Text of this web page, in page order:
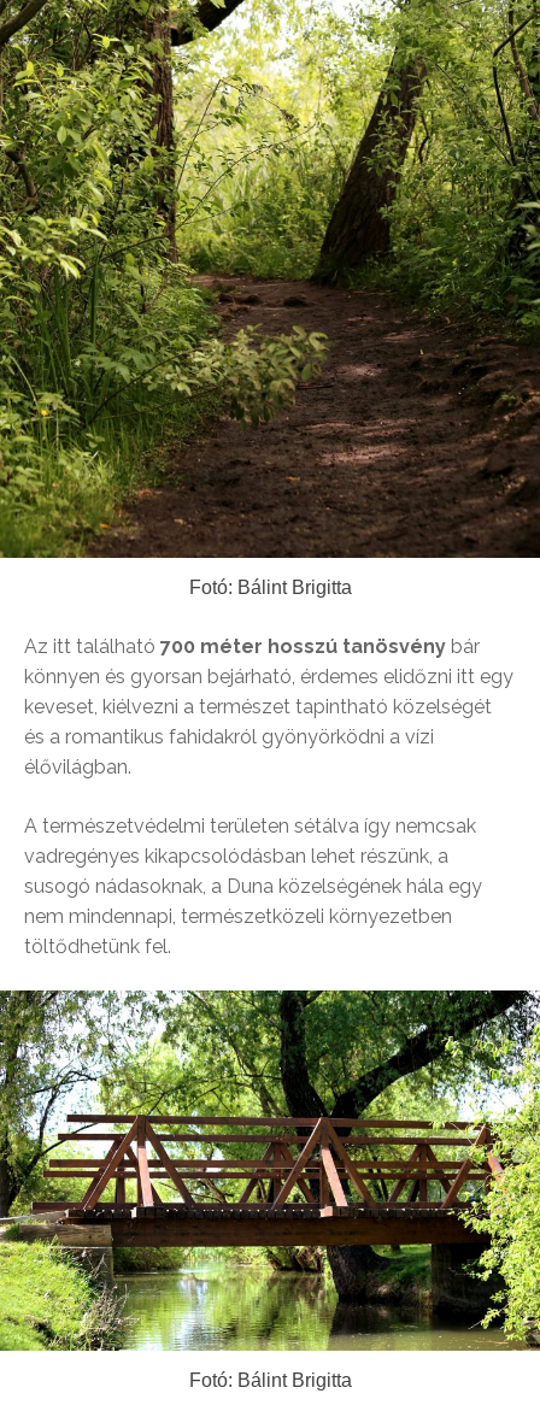
Fotó: Bálint Brigitta
Az itt található 700 méter hosszú tanösvény bár
könnyen és gyorsan bejárható, érdemes elidőzni itt egy
keveset, kiélvezni a természet tapintható közelségét
és a romantikus fahidakról gyönyörködni a vízi
élővilágban.
A természetvédelmi területen sétálva így nemcsak
vadregényes kikapcsolódásban lehet részünk, a
susogó nádasoknak, a Duna közelségének hála egy
nem mindennapi, természetközeli környezetben
töltődhetünk fel.
Fotó: Bálint Brigitta